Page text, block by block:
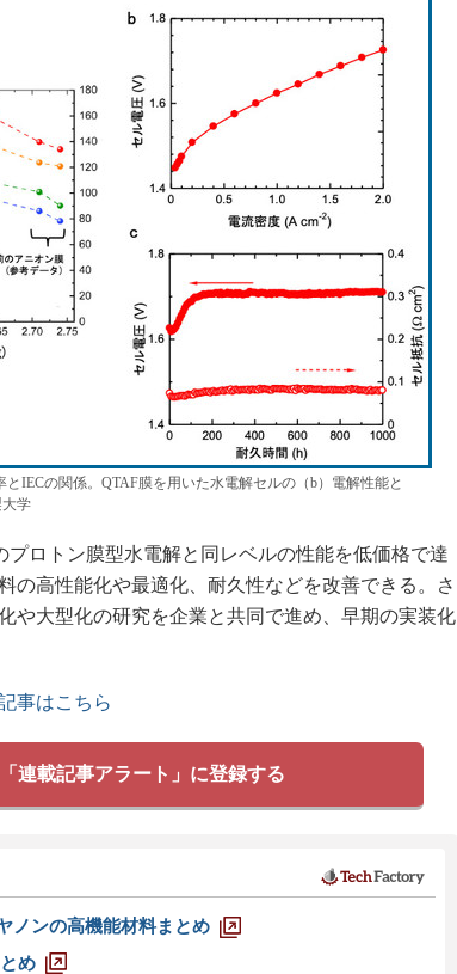
とIECの関係。QTAF膜を用いた水電解セルの（b）電解性能と
学
ロトン膜型水電解と同レベルの性能を低価格で達
の高性能化や最適化、耐久性などを改善できる。さ
や大型化の研究を企業と共同で進め、早期の実装化
事はこちら
連載記事アラート」に登録する
ノンの高機能材料まとめ
め